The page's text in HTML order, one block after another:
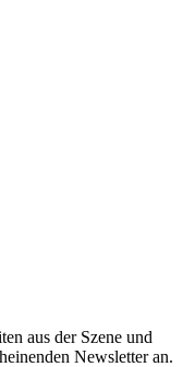
aus der Szene und
Newsletter an.